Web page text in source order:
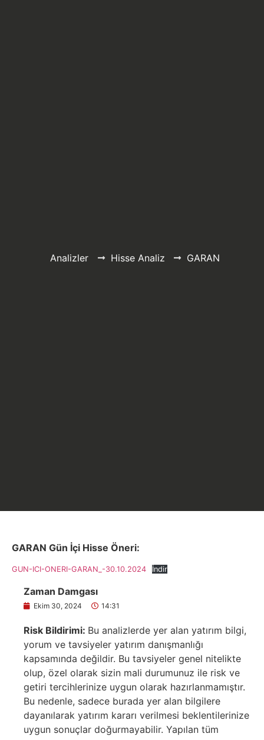
Analizler Hisse Analiz GARAN
GARAN Gün İçi Hisse Öneri:
GUN-ICI-ONERI-GARAN_-30.10.2024 İndir
Zaman Damgası
Ekim 30, 2024 14:31
Risk Bildirimi: Bu analizlerde yer alan yatırım bilgi,
yorum ve tavsiyeler yatırım danışmanlığı
kapsamında değildir. Bu tavsiyeler genel nitelikte
olup, özel olarak sizin mali durumunuz ile risk ve
getiri tercihlerinize uygun olarak hazırlanmamıştır.
Bu nedenle, sadece burada yer alan bilgilere
dayanılarak yatırım kararı verilmesi beklentilerinize
uygun sonuçlar doğurmayabilir. Yapılan tüm